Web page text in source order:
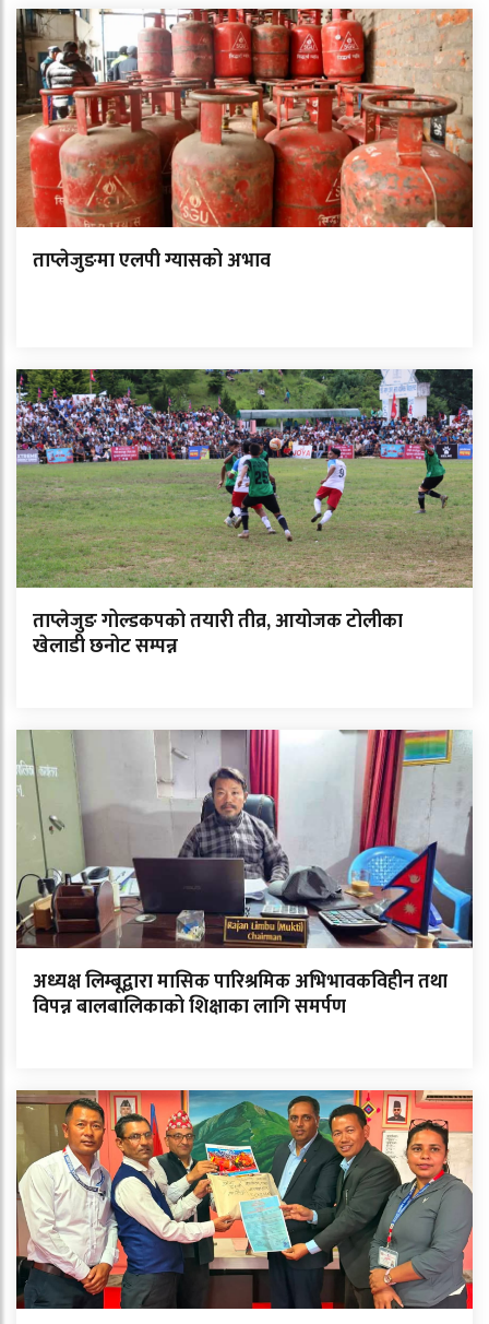
ताप्लेजुङमा एलपी ग्यासको अभाव
ताप्लेजुङ गोल्डकपको तयारी तीव्र, आयोजक टोलीका
खेलाडी छनोट सम्पन्न
अध्यक्ष लिम्बूद्वारा मासिक पारिश्रमिक अभिभावकविहीन तथा
विपन्न बालबालिकाको शिक्षाका लागि समर्पण